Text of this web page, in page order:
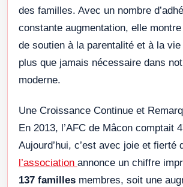
des familles. Avec un nombre
constante augmentation, elle
de soutien à la parentalité et à la
plus que jamais nécessaire dans
moderne.
Une Croissance Continue et
En 2013, l’AFC de Mâcon comptait
Aujourd’hui, c’est avec joie et fierté
l’association annonce un chiffre
137 familles membres, soit une